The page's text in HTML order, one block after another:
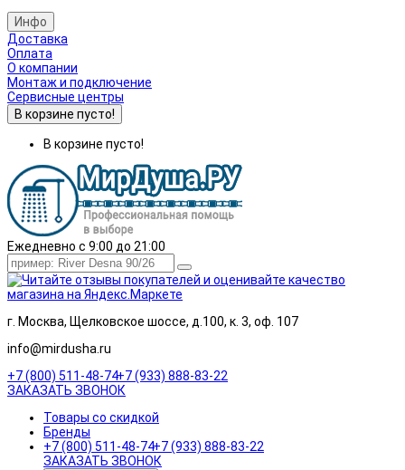
Инфо
Доставка
Оплата
О компании
Монтаж и подключение
Сервисные центры
В корзине пусто!
В корзине пусто!
Ежедневно с 9:00 до 21:00
г. Москва, Щелковское шоссе, д.100, к. 3, оф. 107
info@mirdusha.ru
+7 (800) 511-48-74+7 (933) 888-83-22
ЗАКАЗАТЬ ЗВОНОК
Товары со скидкой
Бренды
+7 (800) 511-48-74+7 (933) 888-83-22
ЗАКАЗАТЬ ЗВОНОК